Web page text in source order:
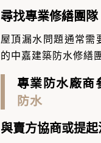
尋找專業修繕團隊
屋頂漏水問題通常需
的中嘉建築防水修繕
專業防水廠商
防水
與賣方協商或提